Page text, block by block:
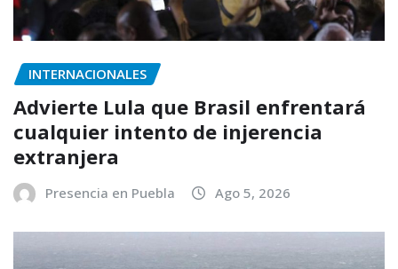
INTERNACIONALES
Advierte Lula que Brasil enfrentará
cualquier intento de injerencia
extranjera
Presencia en Puebla Ago 5, 2026